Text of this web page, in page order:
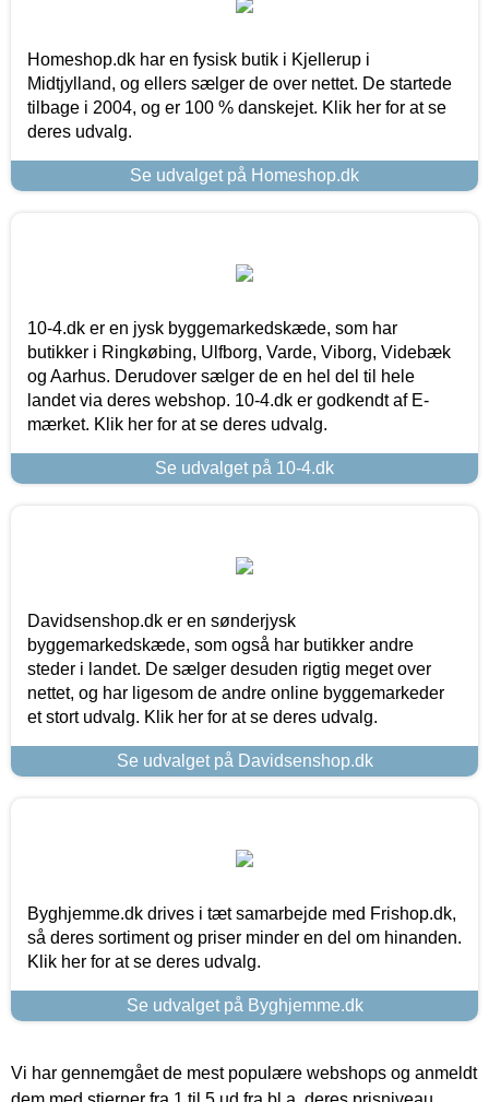
Homeshop.dk har en fysisk butik i Kjellerup i
Midtjylland, og ellers sælger de over nettet. De startede
tilbage i 2004, og er 100 % danskejet. Klik her for at se
deres udvalg.
Se udvalget på Homeshop.dk
10-4.dk er en jysk byggemarkedskæde, som har
butikker i Ringkøbing, Ulfborg, Varde, Viborg, Videbæk
og Aarhus. Derudover sælger de en hel del til hele
landet via deres webshop. 10-4.dk er godkendt af E-
mærket. Klik her for at se deres udvalg.
Se udvalget på 10-4.dk
Davidsenshop.dk er en sønderjysk
byggemarkedskæde, som også har butikker andre
steder i landet. De sælger desuden rigtig meget over
nettet, og har ligesom de andre online byggemarkeder
et stort udvalg. Klik her for at se deres udvalg.
Se udvalget på Davidsenshop.dk
Byghjemme.dk drives i tæt samarbejde med Frishop.dk,
så deres sortiment og priser minder en del om hinanden.
Klik her for at se deres udvalg.
Se udvalget på Byghjemme.dk
Vi har gennemgået de mest populære webshops og anmeldt